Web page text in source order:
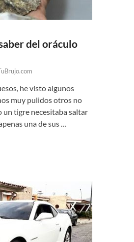
del oráculo
he visto algunos
muy pulidos otros no
un tigre necesitaba saltar
una de sus …